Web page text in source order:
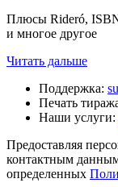
Плюсы Rideró,
и многое другое
Читать дальше
Поддержка:
Печать
Наши услуги:
Предоставляя
контактным
определенных